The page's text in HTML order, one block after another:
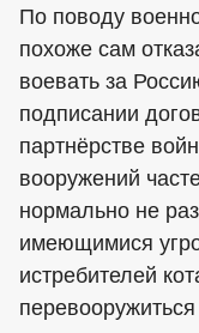
По поводу
похоже сам
воевать за
подписании
партнёрстве
вооружений
нормально не
имеющимися
истребителей